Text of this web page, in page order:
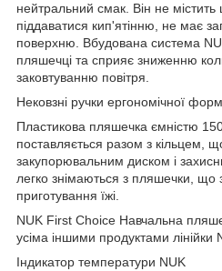
нейтральний смак. Він не
піддаватися кип'ятінню, не має
поверхню. Вбудована система
пляшечці та сприяє зниженню
заковтуванню повітря.
Нековзні ручки ергономічної
Пластикова пляшечка ємністю
поставляється разом з кільцем,
закупорювальним диском і
легко знімаються з пляшечки, що
приготування їжі.
NUK First Choice Навчальна
усіма іншими продуктами лінійки
Індикатор температури NUK